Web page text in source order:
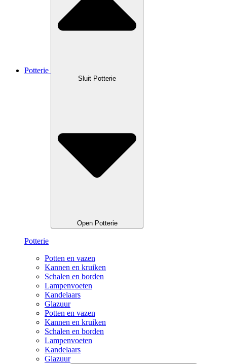
Potterie
Sluit Potterie
Open Potterie
Potterie
Potten en vazen
Kannen en kruiken
Schalen en borden
Lampenvoeten
Kandelaars
Glazuur
Potten en vazen
Kannen en kruiken
Schalen en borden
Lampenvoeten
Kandelaars
Glazuur